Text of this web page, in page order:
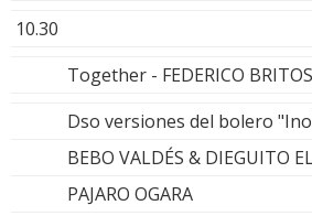
10.30
Together - FEDERICO
Dso versiones del bolero
BEBO VALDÉS & DIEGUITO
PAJARO OGARA